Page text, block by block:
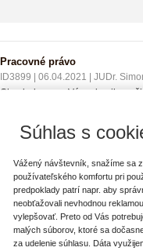
Pracovné právo
ID3899 06.04.2021
JUDr.
Chcela by som Vás zdvorilo
prevolená). Vo vyhlásení voľby
poslanci OZ sa rozhodli na
Váš odborný názor.
VECNÉ POJMY:
Súhlas s
Vážený návštevník, snažíme sa
používateľského komfortu pri
predpoklady patrí napr. aby
neobťažovali nevhodnou
vylepšovať. Preto od Vás
malých súborov, ktoré sa
za udelenie súhlasu. Dáta